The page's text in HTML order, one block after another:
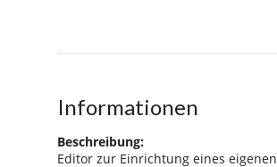
Informationen
Beschreibung:
Editor zur Einrichtung eines eigenen